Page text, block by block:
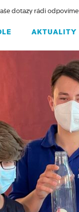
AKTUALITY
dotazy rádi odpovíme